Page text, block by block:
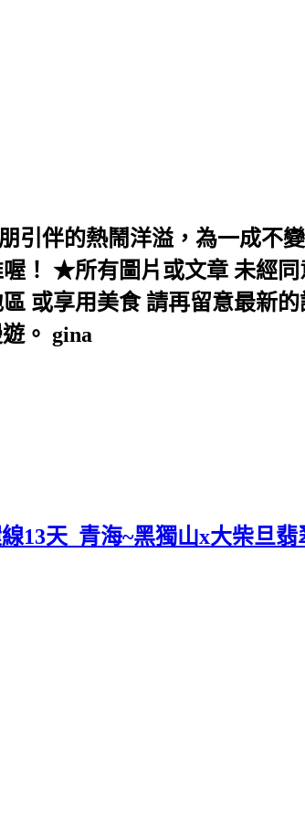
引伴的熱鬧洋溢，為一成不
！ ★所有圖片或文章 未經
或享用美食 請再留意最新
。 gina
13天_青海~黑獨山x大柴旦翡